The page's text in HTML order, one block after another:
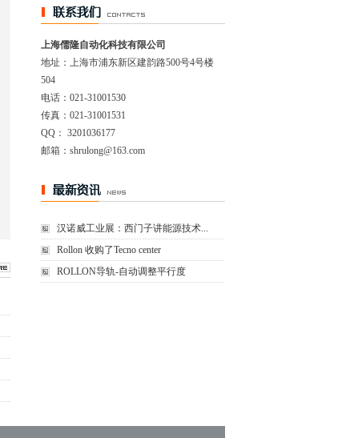
上海儒隆自动化科技有限公司
地址：上海市浦东新区建韵路500号4号楼
504
电话：021-31001530
传真：021-31001531
QQ： 3201036177
邮箱：shrulong@163.com
汉诺威工业展：西门子讲能源技术...
Rollon 收购了Tecno center
ROLLON导轨-自动调整平行度